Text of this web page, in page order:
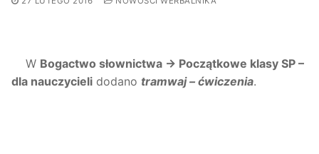
W Bogactwo słownictwa → Początkowe klasy SP –
dla nauczycieli dodano tramwaj – ćwiczenia.